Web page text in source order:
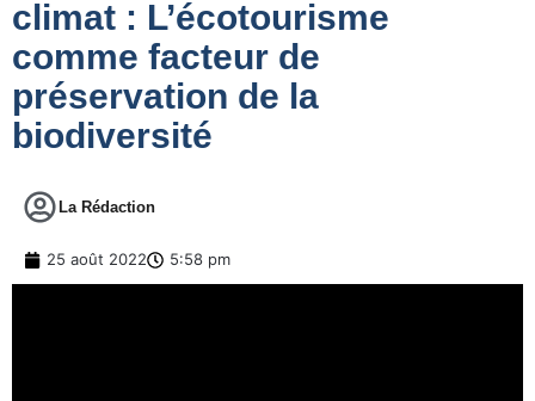
climat : L’écotourisme
comme facteur de
préservation de la
biodiversité
La Rédaction
25 août 2022 5:58 pm